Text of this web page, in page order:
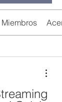
Miembros